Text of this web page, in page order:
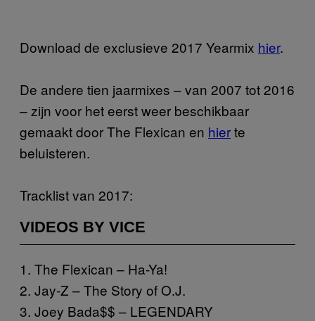
Download de exclusieve 2017 Yearmix hier.
De andere tien jaarmixes – van 2007 tot 2016
– zijn voor het eerst weer beschikbaar
gemaakt door The Flexican en hierte
beluisteren.
Tracklist van 2017:
VIDEOS BY VICE
1. The Flexican – Ha-Ya!
2. Jay-Z – The Story of O.J.
3. Joey Bada$$ – LEGENDARY